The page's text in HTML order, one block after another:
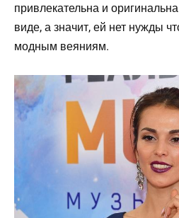
привлекательна и
виде, а значит, ей нет нужды
модным веяниям.